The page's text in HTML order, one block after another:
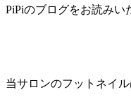
PiPiのブログをお読みい
当サロンのフットネイル